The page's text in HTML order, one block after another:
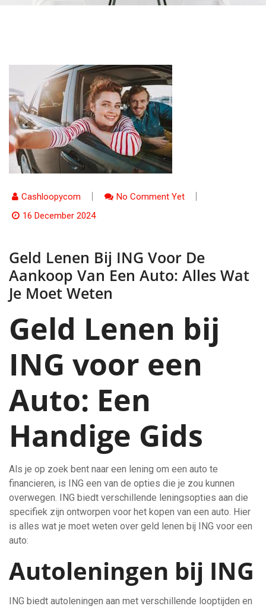
Cashloopycom
No Comment Yet
16 December 2024
Geld Lenen Bij ING Voor De
Aankoop Van Een Auto: Alles Wat
Je Moet Weten
Geld Lenen bij
ING voor een
Auto: Een
Handige Gids
Als je op zoek bent naar een lening om een auto te
financieren, is ING een van de opties die je zou kunnen
overwegen. ING biedt verschillende leningsopties aan die
specifiek zijn ontworpen voor het kopen van een auto. Hier
is alles wat je moet weten over geld lenen bij ING voor een
auto:
Autoleningen bij ING
ING biedt autoleningen aan met verschillende looptijden en